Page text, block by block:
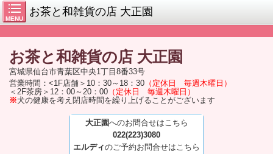
MENU
お茶と和雑貨の店 大正園
お茶と和雑貨の店 大正園
宮城県仙台市青葉区中央1丁目8番33号
営業時間：<1F店舗＞10：30～18：30 （定休日 毎週木曜日）
＜2F茶房＞12：00～20：00 （定休日 毎週木曜日）
※犬の健康を考え閉店時間を繰り上げることがございます
大正園へのお問合せはこちら
022(223)3080
エルディのご予約お問合せはこちら